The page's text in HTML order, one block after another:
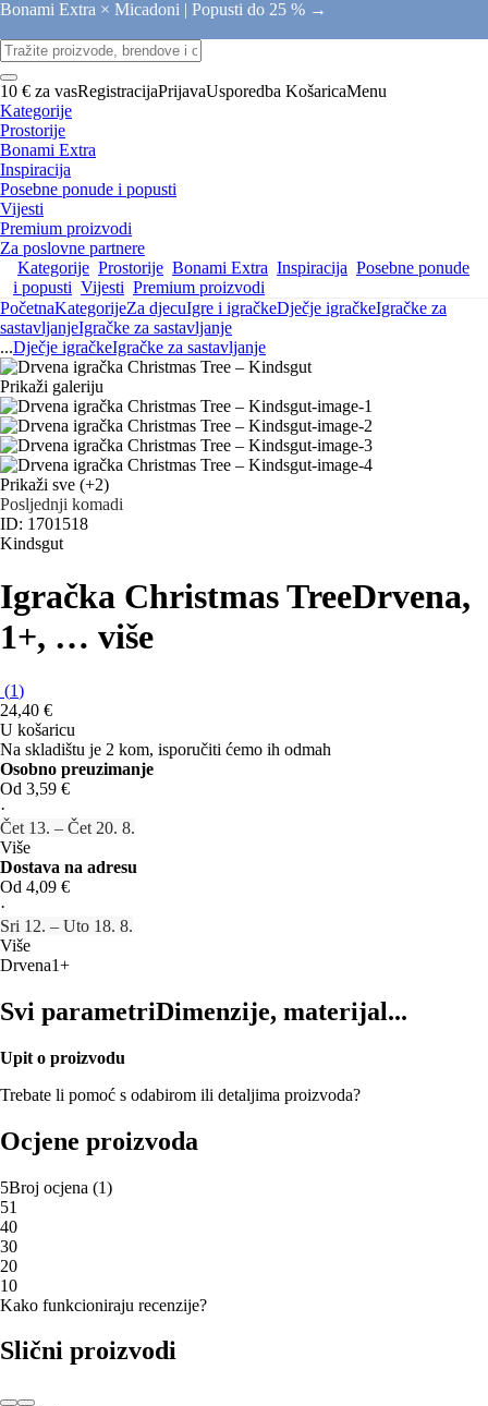
Bonami Extra × Micadoni | Popusti do 25 % →
10 € za vasRegistracijaPrijavaUsporedba KošaricaMenu
Kategorije
Prostorije
Bonami Extra
Inspiracija
Posebne ponude i popusti
Vijesti
Premium proizvodi
Za poslovne partnere
Kategorije Prostorije Bonami Extra Inspiracija Posebne ponude
i popusti Vijesti Premium proizvodi
PočetnaKategorijeZa djecuIgre i igračkeDječje igračkeIgračke za
sastavljanjeIgračke za sastavljanje
...Dječje igračkeIgračke za sastavljanje
Prikaži galeriju
Prikaži sve (+2)
Posljednji komadi
ID: 1701518
Kindsgut
Igračka Christmas TreeDrvena,
1+, … više
(1)
24,40 €
U košaricu
Na skladištu je 2 kom, isporučiti ćemo ih odmah
Osobno preuzimanje
Od 3,59 €
·
Čet 13. – Čet 20. 8.
Više
Dostava na adresu
Od 4,09 €
·
Sri 12. – Uto 18. 8.
Više
Drvena1+
Svi parametriDimenzije, materijal...
Upit o proizvodu
Trebate li pomoć s odabirom ili detaljima proizvoda?
Ocjene proizvoda
5Broj ocjena (1)
51
40
30
20
10
Kako funkcioniraju recenzije?
Slični proizvodi